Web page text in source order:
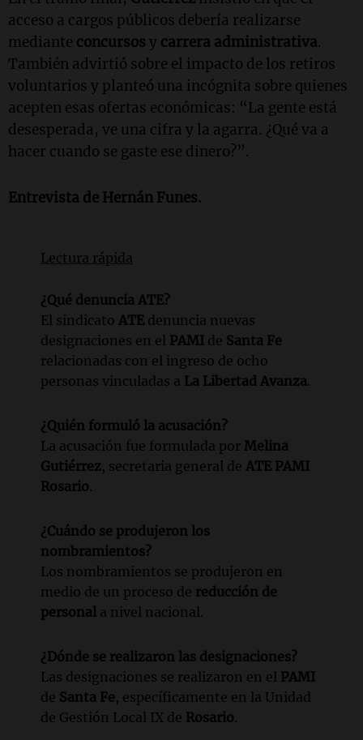
acceso a cargos públicos debería realizarse
mediante concursos y carrera administrativa.
También advirtió sobre el impacto de los retiros
voluntarios y planteó una incógnita sobre quienes
acepten esas ofertas económicas: “La gente está
desesperada, ve una cifra y la agarra. ¿Qué va a
hacer cuando se gaste ese dinero?”.
Entrevista de Hernán Funes.
Lectura rápida
¿Qué denuncia ATE?
El sindicato ATE denuncia nuevas
designaciones en el PAMI de Santa Fe
relacionadas con el ingreso de ocho
personas vinculadas a La Libertad Avanza.
¿Quién formuló la acusación?
La acusación fue formulada por Melina
Gutiérrez, secretaria general de ATE PAMI
Rosario.
¿Cuándo se produjeron los
nombramientos?
Los nombramientos se produjeron en
medio de un proceso de reducción de
personal a nivel nacional.
¿Dónde se realizaron las designaciones?
Las designaciones se realizaron en el PAMI
de Santa Fe, específicamente en la Unidad
de Gestión Local IX de Rosario.